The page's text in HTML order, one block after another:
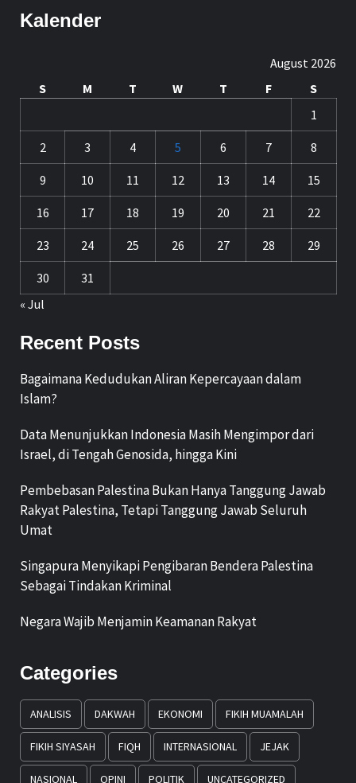
Kalender
August 2026
S
M T W T F
S
1
2 3 4 5 6 7 8
9 10 11 12 13 14 15
16 17 18 19 20 21 22
23 24 25 26 27 28 29
30
31
« Jul
Recent Posts
Bagaimana Kedudukan Aliran Kepercayaan dalam
Islam?
Data Menunjukkan Indonesia Masih Mengimpor dari
Israel, di Tengah Genosida, hingga Kini
Pembebasan Palestina Bukan Hanya Tanggung Jawab
Rakyat Palestina, Tetapi Tanggung Jawab Seluruh
Umat
Singapura Menyikapi Pengibaran Bendera Palestina
Sebagai Tindakan Kriminal
Negara Wajib Menjamin Keamanan Rakyat
Categories
ANALISIS DAKWAH EKONOMI FIKIH MUAMALAH
FIKIH SIYASAH FIQH INTERNASIONAL JEJAK
NASIONAL OPINI POLITIK UNCATEGORIZED